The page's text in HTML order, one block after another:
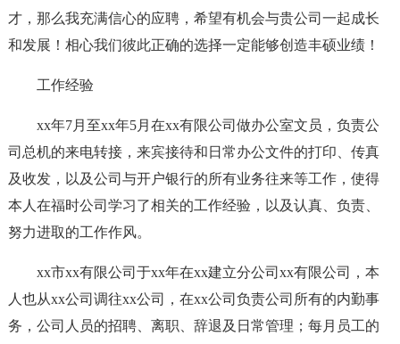
才，那么我充满信心的应聘，希望有机会与贵公司一起成长
和发展！相心我们彼此正确的选择一定能够创造丰硕业绩！
工作经验
xx年7月至xx年5月在xx有限公司做办公室文员，负责公
司总机的来电转接，来宾接待和日常办公文件的打印、传真
及收发，以及公司与开户银行的所有业务往来等工作，使得
本人在福时公司学习了相关的工作经验，以及认真、负责、
努力进取的工作作风。
xx市xx有限公司于xx年在xx建立分公司xx有限公司，本
人也从xx公司调往xx公司，在xx公司负责公司所有的内勤事
务，公司人员的招聘、离职、辞退及日常管理；每月员工的